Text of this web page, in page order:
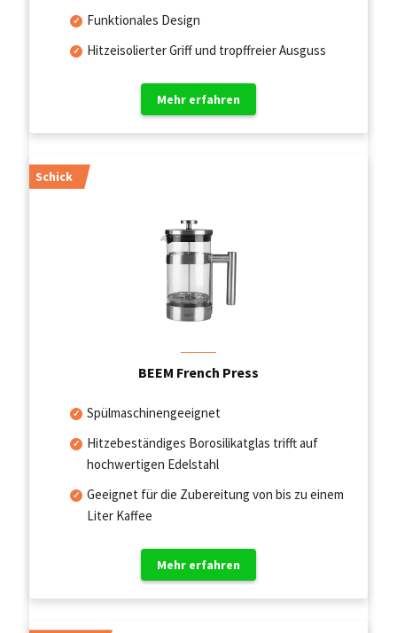
Funktionales Design
Hitzeisolierter Griff und tropffreier Ausguss
Mehr erfahren
Schick
BEEM French Press
Spülmaschinengeeignet
Hitzebeständiges Borosilikatglas trifft auf
hochwertigen Edelstahl
Geeignet für die Zubereitung von bis zu einem
Liter Kaffee
Mehr erfahren